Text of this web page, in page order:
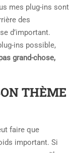
mes plug-ins sont
des
d’important.
ins possible,
grand-chose,
THÈME
faire que
important. Si